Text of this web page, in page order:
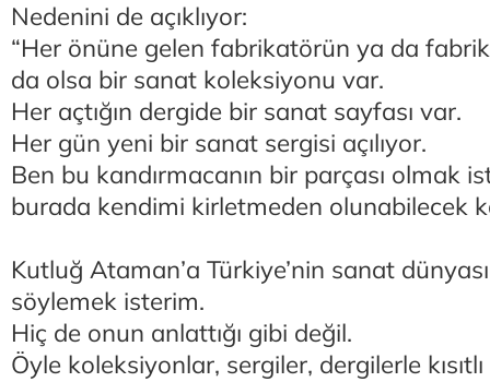
Nedenini de açıklıyor:
“Her önüne gelen fabrikatörün ya da
da olsa bir sanat koleksiyonu var.
Her açtığın dergide bir sanat sayfası var.
Her gün yeni bir sanat sergisi açılıyor.
Ben bu kandırmacanın bir parçası olmak
burada kendimi kirletmeden olunabilecek
Kutluğ Ataman’a Türkiye’nin sanat
söylemek isterim.
Hiç de onun anlattığı gibi değil.
Öyle koleksiyonlar, sergiler, dergilerle kısıtlı